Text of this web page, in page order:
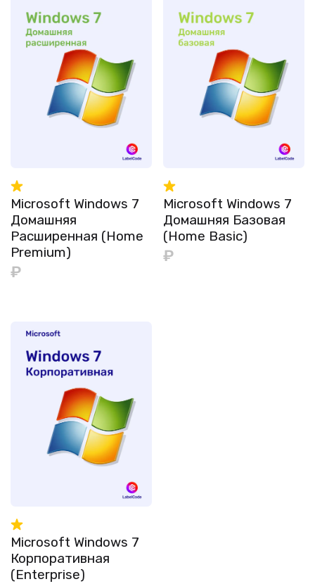
Microsoft Windows 7
Домашняя
Расширенная (Home
Premium)
₽
Microsoft Windows 7
Домашняя Базовая
(Home Basic)
₽
Microsoft Windows 7
Корпоративная
(Enterprise)